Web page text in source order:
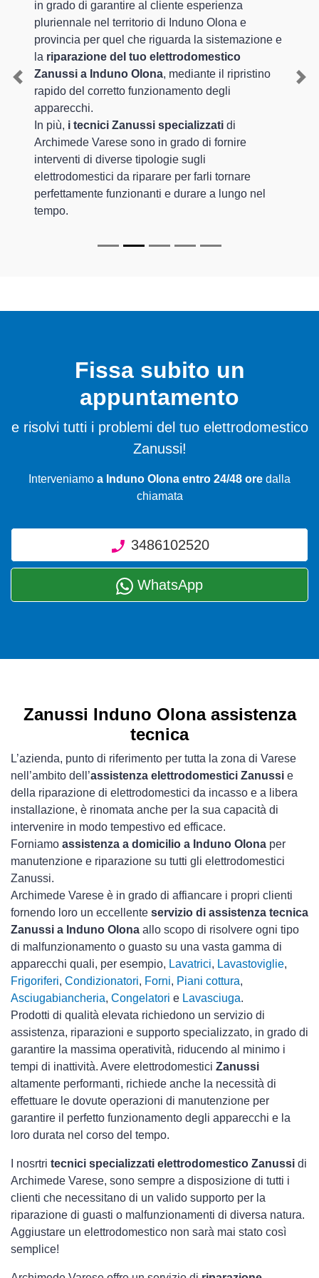
in grado di garantire al cliente esperienza
pluriennale nel territorio di Induno Olona e
provincia per quel che riguarda la sistemazione e
la riparazione del tuo elettrodomestico
Zanussi a Induno Olona, mediante il ripristino
rapido del corretto funzionamento degli
apparecchi.
In più, i tecnici Zanussi specializzati di
Archimede Varese sono in grado di fornire
interventi di diverse tipologie sugli
elettrodomestici da riparare per farli tornare
perfettamente funzionanti e durare a lungo nel
tempo.
Previous
Fissa subito un
appuntamento
e risolvi tutti i problemi del tuo elettrodomestico
Zanussi!
Interveniamo a Induno Olona entro 24/48 ore dalla
chiamata
3486102520
WhatsApp
Zanussi Induno Olona assistenza
tecnica
L’azienda, punto di riferimento per tutta la zona di Varese
nell’ambito dell’assistenza elettrodomestici Zanussi e
della riparazione di elettrodomestici da incasso e a libera
installazione, è rinomata anche per la sua capacità di
intervenire in modo tempestivo ed efficace.
Forniamo assistenza a domicilio a Induno Olona per
manutenzione e riparazione su tutti gli elettrodomestici
Zanussi.
Archimede Varese è in grado di affiancare i propri clienti
fornendo loro un eccellente servizio di assistenza tecnica
Zanussi a Induno Olona allo scopo di risolvere ogni tipo
di malfunzionamento o guasto su una vasta gamma di
apparecchi quali, per esempio, Lavatrici, Lavastoviglie,
Frigoriferi, Condizionatori, Forni, Piani cottura,
Asciugabiancheria, Congelatori e Lavasciuga.
Prodotti di qualità elevata richiedono un servizio di
assistenza, riparazioni e supporto specializzato, in grado di
garantire la massima operatività, riducendo al minimo i
tempi di inattività. Avere elettrodomestici Zanussi
altamente performanti, richiede anche la necessità di
effettuare le dovute operazioni di manutenzione per
garantire il perfetto funzionamento degli apparecchi e la
loro durata nel corso del tempo.
I nosrtri tecnici specializzati elettrodomestico Zanussi di
Archimede Varese, sono sempre a disposizione di tutti i
clienti che necessitano di un valido supporto per la
riparazione di guasti o malfunzionamenti di diversa natura.
Aggiustare un elettrodomestico non sarà mai stato così
semplice!